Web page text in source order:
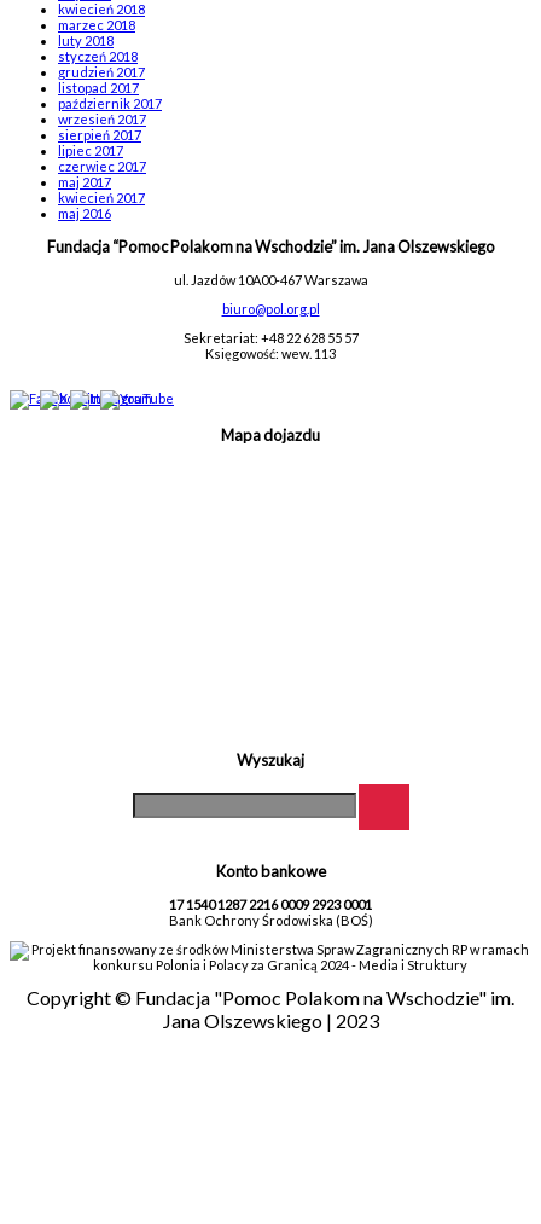
kwiecień 2018
marzec 2018
luty 2018
styczeń 2018
grudzień 2017
listopad 2017
październik 2017
wrzesień 2017
sierpień 2017
lipiec 2017
czerwiec 2017
maj 2017
kwiecień 2017
maj 2016
Fundacja “Pomoc Polakom na Wschodzie” im. Jana Olszewskiego
ul. Jazdów 10A00-467 Warszawa
biuro@pol.org.pl
Sekretariat: +48 22 628 55 57
Księgowość: wew. 113
Mapa dojazdu
Wyszukaj
Konto bankowe
17 1540 1287 2216 0009 2923 0001
Bank Ochrony Środowiska (BOŚ)
Projekt finansowany ze środków Ministerstwa Spraw Zagranicznych RP w ramach
konkursu Polonia i Polacy za Granicą 2024 - Media i Struktury
Copyright © Fundacja "Pomoc Polakom na Wschodzie" im.
Jana Olszewskiego | 2023